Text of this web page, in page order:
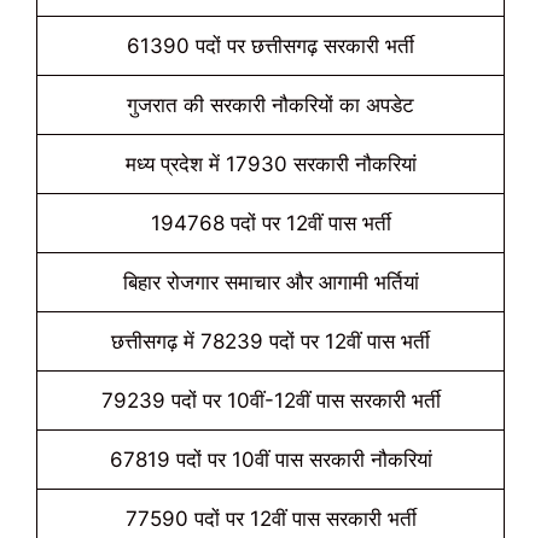
61390 पदों पर छत्तीसगढ़ सरकारी भर्ती
गुजरात की सरकारी नौकरियों का अपडेट
मध्य प्रदेश में 17930 सरकारी नौकरियां
194768 पदों पर 12वीं पास भर्ती
बिहार रोजगार समाचार और आगामी भर्तियां
छत्तीसगढ़ में 78239 पदों पर 12वीं पास भर्ती
79239 पदों पर 10वीं-12वीं पास सरकारी भर्ती
67819 पदों पर 10वीं पास सरकारी नौकरियां
77590 पदों पर 12वीं पास सरकारी भर्ती